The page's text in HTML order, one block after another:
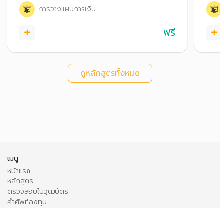
การวางแผนการเงิน
ฟรี
ดูหลักสูตรทั้งหมด
เมนู
หน้าแรก
หลักสูตร
ตรวจสอบใบวุฒิบัตร
คำศัพท์ลงทุน